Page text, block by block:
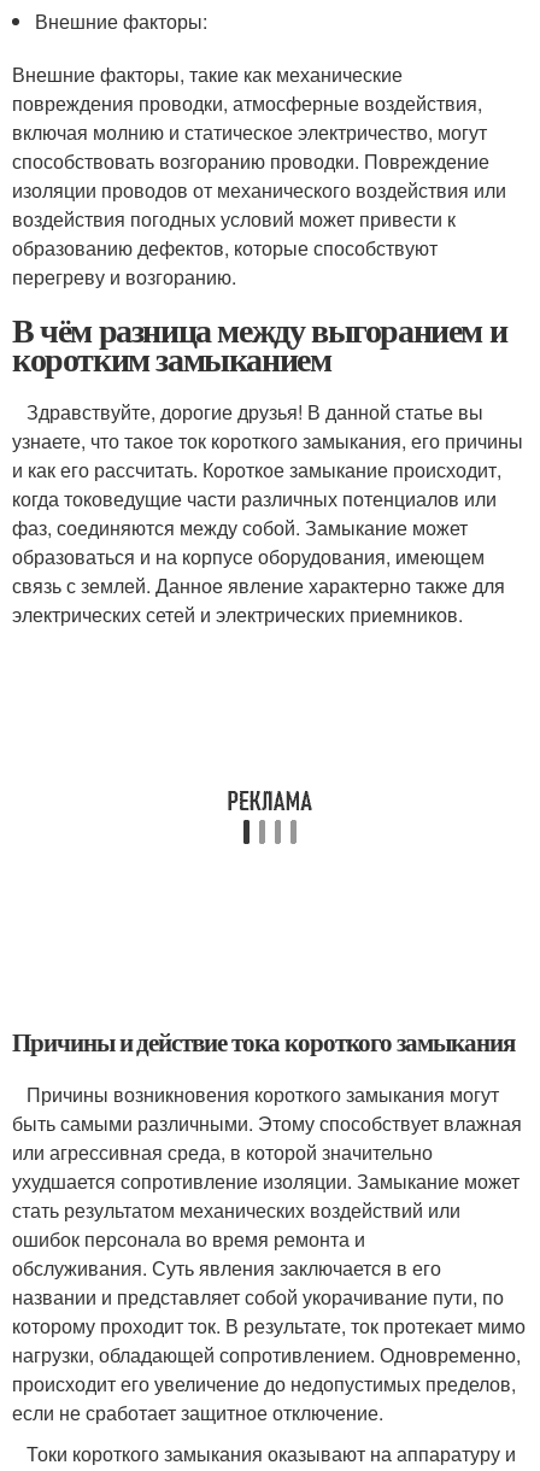
Внешние факторы:
Внешние факторы, такие как механические
повреждения проводки, атмосферные воздействия,
включая молнию и статическое электричество, могут
способствовать возгоранию проводки. Повреждение
изоляции проводов от механического воздействия или
воздействия погодных условий может привести к
образованию дефектов, которые способствуют
перегреву и возгоранию.
В чём разница между выгоранием и
коротким замыканием
Здравствуйте, дорогие друзья! В данной статье вы
узнаете, что такое ток короткого замыкания, его причины
и как его рассчитать. Короткое замыкание происходит,
когда токоведущие части различных потенциалов или
фаз, соединяются между собой. Замыкание может
образоваться и на корпусе оборудования, имеющем
связь с землей. Данное явление характерно также для
электрических сетей и электрических приемников.
Причины и действие тока короткого замыкания
Причины возникновения короткого замыкания могут
быть самыми различными. Этому способствует влажная
или агрессивная среда, в которой значительно
ухудшается сопротивление изоляции. Замыкание может
стать результатом механических воздействий или
ошибок персонала во время ремонта и
обслуживания. Суть явления заключается в его
названии и представляет собой укорачивание пути, по
которому проходит ток. В результате, ток протекает мимо
нагрузки, обладающей сопротивлением. Одновременно,
происходит его увеличение до недопустимых пределов,
если не сработает защитное отключение.
Токи короткого замыкания оказывают на аппаратуру и